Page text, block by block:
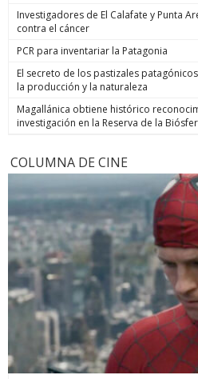
Investigadores de El Calafate y Punta
contra el cáncer
PCR para inventariar la Patagonia
El secreto de los pastizales
la producción y la naturaleza
Magallánica obtiene histórico
investigación en la Reserva de la
COLUMNA DE CINE